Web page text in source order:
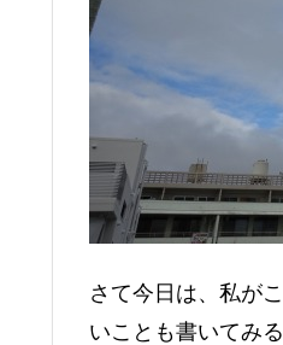
さて今日は、私が
いことも書いてみる